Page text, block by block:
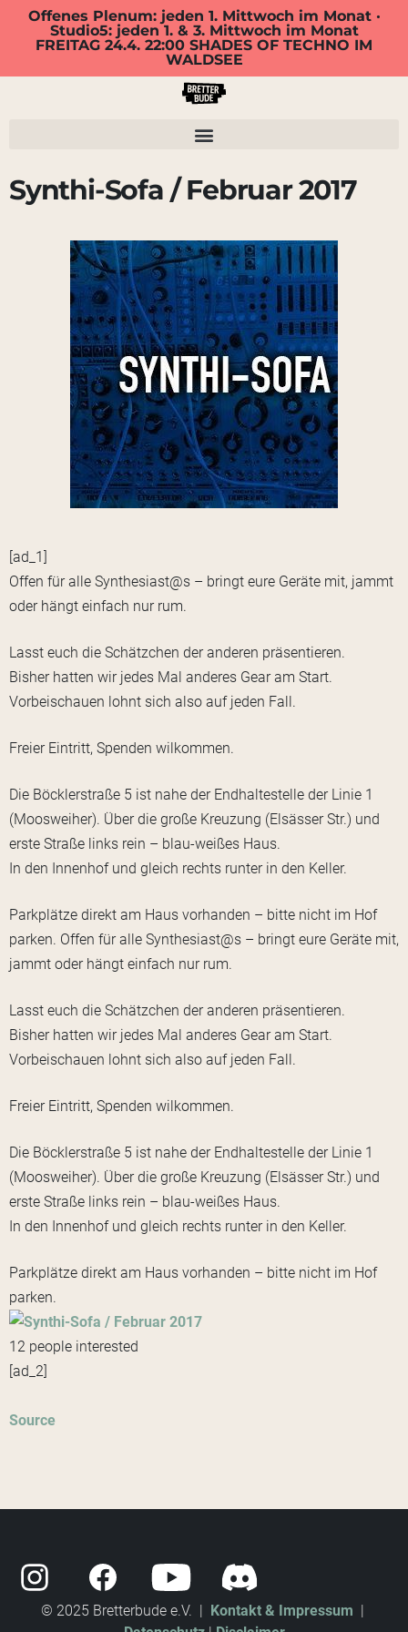
Offenes Plenum: jeden 1. Mittwoch im Monat ·
Studio5: jeden 1. & 3. Mittwoch im Monat
FREITAG 24.4. 22:00 SHADES OF TECHNO IM
WALDSEE
Synthi-Sofa / Februar 2017
[ad_1]
Offen für alle Synthesiast@s – bringt eure Geräte mit, jammt
oder hängt einfach nur rum.
Lasst euch die Schätzchen der anderen präsentieren.
Bisher hatten wir jedes Mal anderes Gear am Start.
Vorbeischauen lohnt sich also auf jeden Fall.
Freier Eintritt, Spenden wilkommen.
Die Böcklerstraße 5 ist nahe der Endhaltestelle der Linie 1
(Moosweiher). Über die große Kreuzung (Elsässer Str.) und
erste Straße links rein – blau-weißes Haus.
In den Innenhof und gleich rechts runter in den Keller.
Parkplätze direkt am Haus vorhanden – bitte nicht im Hof
parken. Offen für alle Synthesiast@s – bringt eure Geräte mit,
jammt oder hängt einfach nur rum.
Lasst euch die Schätzchen der anderen präsentieren.
Bisher hatten wir jedes Mal anderes Gear am Start.
Vorbeischauen lohnt sich also auf jeden Fall.
Freier Eintritt, Spenden wilkommen.
Die Böcklerstraße 5 ist nahe der Endhaltestelle der Linie 1
(Moosweiher). Über die große Kreuzung (Elsässer Str.) und
erste Straße links rein – blau-weißes Haus.
In den Innenhof und gleich rechts runter in den Keller.
Parkplätze direkt am Haus vorhanden – bitte nicht im Hof
parken.
12 people interested
[ad_2]
Source
© 2025 Bretterbude e.V. | Kontakt & Impressum |